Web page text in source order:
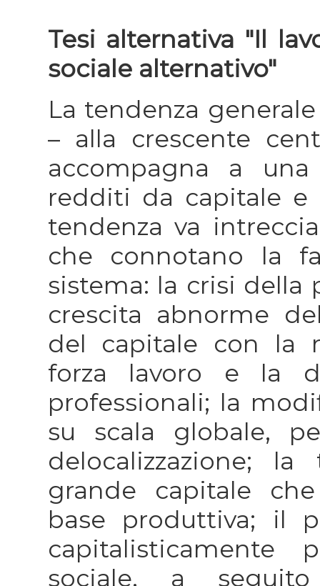
Tesi alternativa "Il
sociale alternativo"
La tendenza
– alla crescente
accompagna a
redditi da capitale e
tendenza va
che connotano la
sistema: la crisi della
crescita abnorme
del capitale con la
forza lavoro e la
professionali; la
su scala globale,
delocalizzazione;
grande capitale
base produttiva; il
capitalisticamente
sociale, a